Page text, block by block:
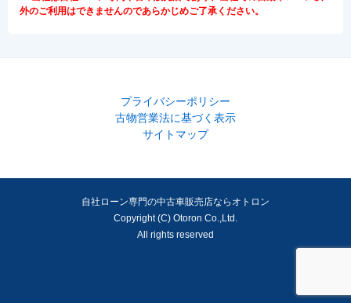
外のご利用はできませんのであらかじめご了承ください。
プライバシーポリシー
古物営業法に基づく表示
サイトマップ
自社ローン専門の中古車販売店ならオトロン
Copyright (C) Otoron Co.,Ltd.
All rights reserved